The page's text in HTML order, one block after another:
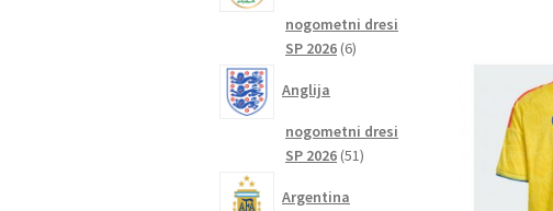
nogometni dresi
SP 2026 66
Anglija
nogometni dresi
SP 2026 5151
Argentina